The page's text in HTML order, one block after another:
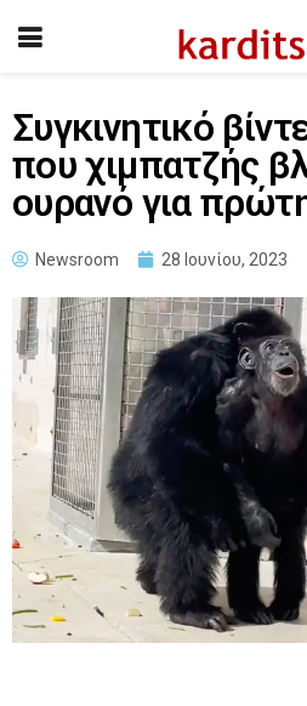
Συγκινητικό
που χιμπατζής
ουρανό για
Newsroom 28 Ιουνίου, 2023